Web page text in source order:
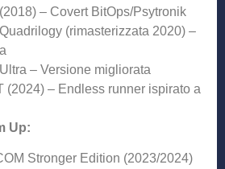
– Covert BitOps/Psytronik
(rimasterizzata 2020) –
– Versione migliorata
(2024) – Endless runner ispirato a
Up:
Stronger Edition (2023/2024)